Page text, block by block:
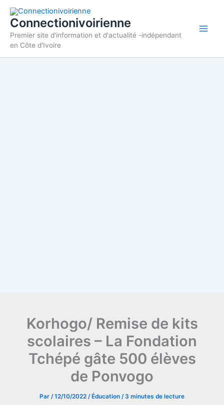
Aller
contenu
Connectionivoirienne
Premier site d'information et d'actualité -indépendant
en Côte d'Ivoire
Korhogo/ Remise de kits
scolaires – La Fondation
Tchépé gâte 500 élèves
de Ponvogo
Par /12/10/2022 / Éducation / 3 minutes de lecture